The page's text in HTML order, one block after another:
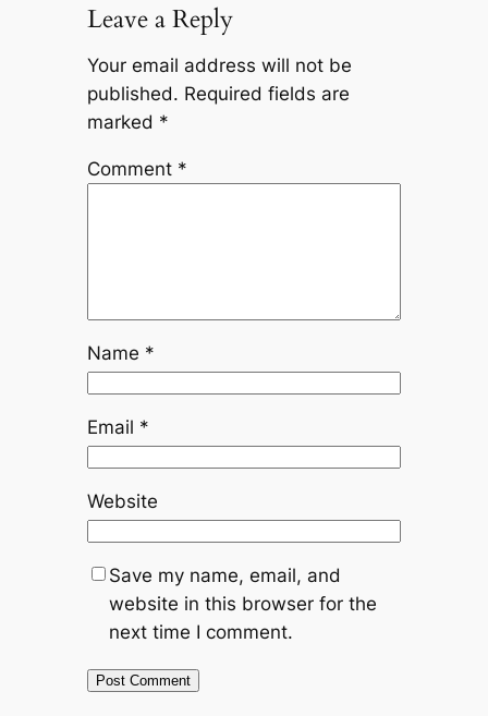
Leave a Reply
Your email address will not be
published. Required fields are
marked *
Comment *
Name *
Email *
Website
Save my name, email, and
website in this browser for the
next time I comment.